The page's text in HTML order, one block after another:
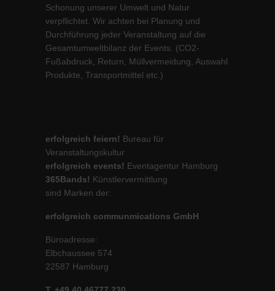
Schonung unserer Umwelt und Natur
verpflichtet. Wir achten bei Planung und
Durchführung jeder Veranstaltung auf die
Gesamtumweltbilanz der Events. (CO2-
Fußabdruck, Return, Müllvermeidung, Auswahl
Produkte, Transportmittel etc.)
erfolgreich feiern! Bureau für
Veranstaltungskultur
erfolgreich events! Eventagentur Hamburg
365Bands! Künstlervermittlung
sind Marken der:
erfolgreich communmications GmbH
Büroadresse:
Elbchaussee 574
22587 Hamburg